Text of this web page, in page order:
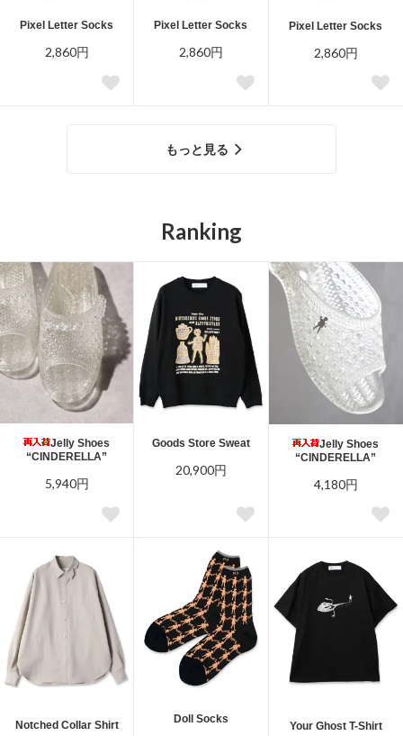
Pixel Letter Socks
2,860円
Pixel Letter Socks
2,860円
Pixel Letter Socks
2,860円
もっと見る
Ranking
Jelly Shoes
“CINDERELLA”
5,940円
Goods Store Sweat
20,900円
Jelly Shoes
“CINDERELLA”
4,180円
Notched Collar Shirt Doll Socks
Your Ghost T-Shirt